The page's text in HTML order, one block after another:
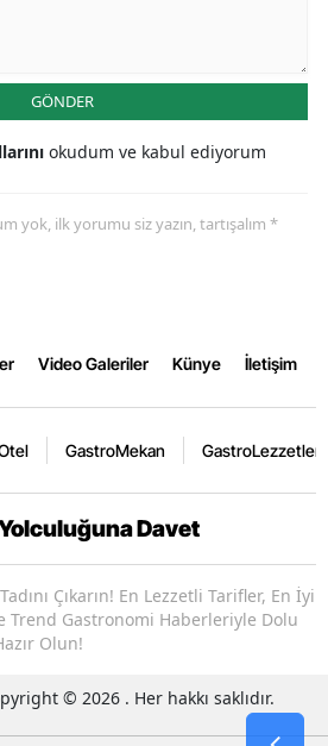
GÖNDER
okudum ve kabul ediyorum
yok, ilk yorumu siz yazın, tartışalım *
Video Galeriler Künye İletişim
GastroMekan GastroLezzetler
Davet
Çıkarın! En Lezzetli Tarifler, En İyi
Trend Gastronomi Haberleriyle Dolu
Olun!
© 2026 . Her hakkı saklıdır.